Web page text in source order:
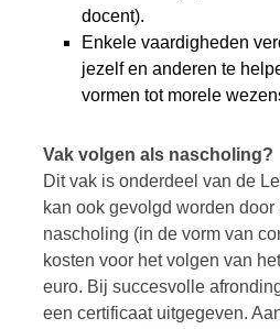
docent).
Enkele vaardigheden
jezelf en anderen te
vormen tot morele
Vak volgen als nascholing?
Dit vak is onderdeel van de
kan ook gevolgd worden
nascholing (in de vorm van
kosten voor het volgen van
euro. Bij succesvolle
een certificaat uitgegeven.